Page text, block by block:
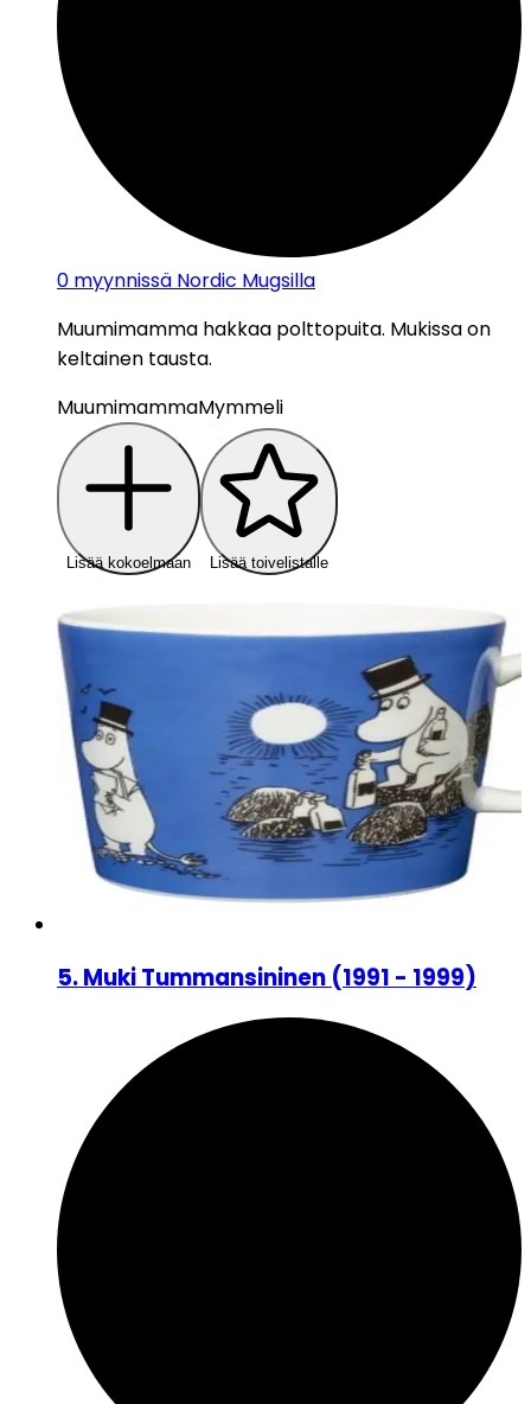
0 myynnissä Nordic Mugsilla
Muumimamma hakkaa polttopuita. Mukissa on
keltainen tausta.
MuumimammaMymmeli
Lisää kokoelmaan Lisää toivelistalle
5.Muki Tummansininen (1991 - 1999)